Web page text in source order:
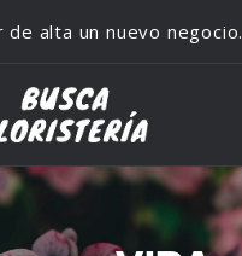
de alta un nuevo negocio.